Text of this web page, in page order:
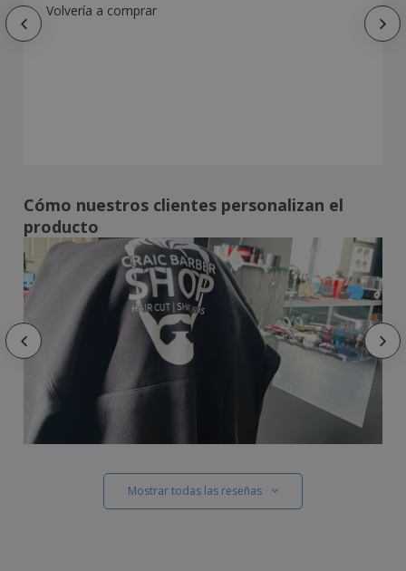
Volvería a comprar
Cómo nuestros clientes personalizan el
producto
Mostrar todas las reseñas